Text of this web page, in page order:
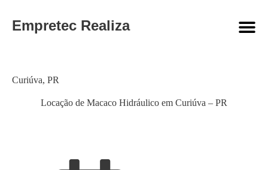
Empretec Realiza
Locação de Macaco Hidráulico em Curiúva – PR
Category
Curiúva, PR